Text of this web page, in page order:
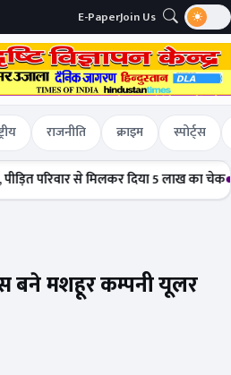
E-PaperJoin Us
राजनीति क्राइम स्पोर्ट्स
से मिलकर दिया 5 लाख का चेक
बने मशहूर कम्पनी यूलर